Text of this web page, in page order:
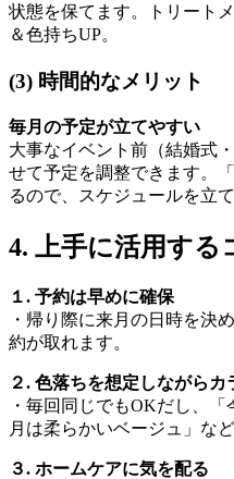
状態を保てます。
トリート
＆色持ちUP。
(3) 時間的なメリット
毎月の予定が立てやすい
大事なイベント前（結婚式
せて予定を調整できます。
るので、スケジュールを立
4. 上手に活用する
１. 予約は早めに確保
・帰り際に来月の日時を決
約が取れます。
２. 色落ちを想定しながらカ
・毎回同じでもOKだし、
月は柔らかいベージュ」な
３. ホームケアに気を配る